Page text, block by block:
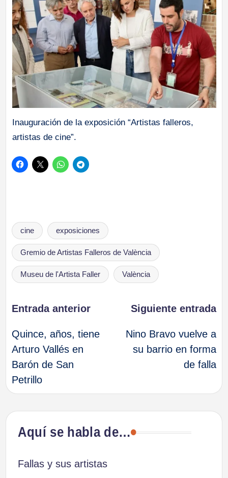
Inauguración de la exposición “Artistas falleros,
artistas de cine”.
Etiquetas:
cine exposiciones
Gremio de Artistas Falleros de València
Museu de l'Artista Faller València
Navegación
de
entradas
Entrada anterior
Quince, años, tiene
Arturo Vallés en
Barón de San
Petrillo
Siguiente entrada
Nino Bravo vuelve a
su barrio en forma
de falla
Aquí se habla de…
Fallas y sus artistas